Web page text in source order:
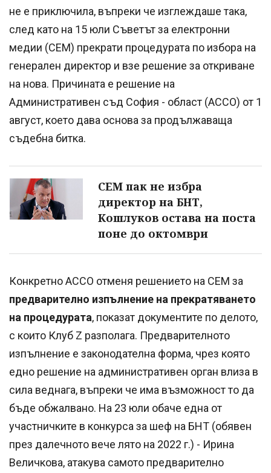
не е приключила, въпреки че изглеждаше така,
след като на 15 юли Съветът за електронни
медии (СЕМ) прекрати процедурата по избора на
генерален директор и взе решение за откриване
на нова. Причината е решение на
Административен съд София - област (АССО) от 1
август, което дава основа за продължаваща
съдебна битка.
СЕМ пак не избра
директор на БНТ,
Кошлуков остава на поста
поне до октомври
Конкретно АССО отменя решението на СЕМ за
предварително изпълнение на прекратяването
на процедурата, показат документите по делото,
с които Клуб Z разполага. Предварителното
изпълнение е законодателна форма, чрез която
едно решение на административен орган влиза в
сила веднага, въпреки че има възможност то да
бъде обжалвано. На 23 юли обаче една от
участничките в конкурса за шеф на БНТ (обявен
през далечното вече лято на 2022 г.) - Ирина
Величкова, атакува самото предварително